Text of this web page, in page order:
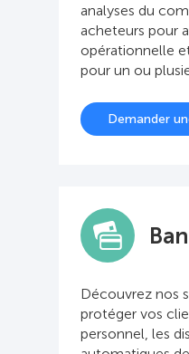
analyses du
acheteurs pour
opérationnelle
pour un ou
Demander
Découvrez nos
protéger vos
personnel, les